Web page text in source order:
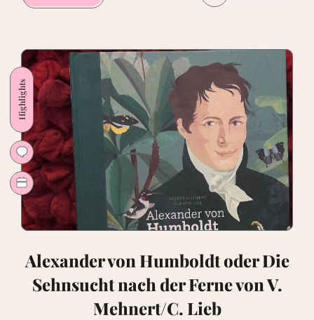
Schätze,
von
Silke
Martin
Haake
Highlights
Alexander von Humboldt oder Die
Sehnsucht nach der Ferne von V.
Mehnert/C. Lieb